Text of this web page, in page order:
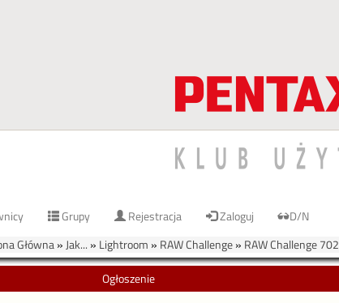
Grupy Rejestracja Zaloguj
D/N
Główna» Jak... » Lightroom » RAW Challenge» RAW Challenge 702
Ogłoszenie